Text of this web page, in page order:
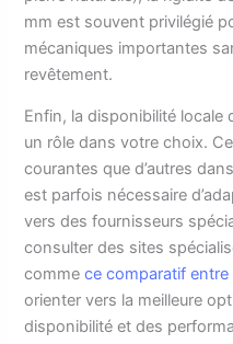
mm est souvent privilégié
mécaniques importantes
revêtement.
Enfin, la disponibilité locale
un rôle dans votre choix.
courantes que d’autres
est parfois nécessaire
vers des fournisseurs
consulter des sites
commece comparatif entre
orienter vers la meilleure
disponibilité et des